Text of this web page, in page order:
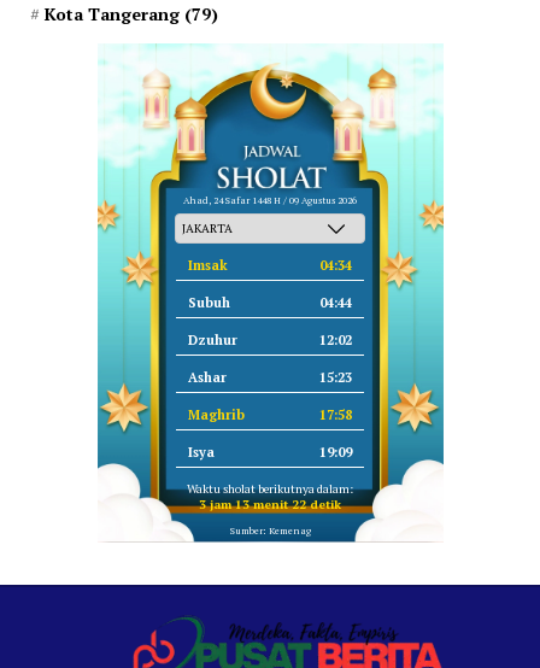
Kota Tangerang (79)
Ahad, 24 Safar 1448 H / 09 Agustus 2026
Imsak 04:34
Subuh 04:44
Dzuhur 12:02
Ashar 15:23
Maghrib 17:58
Isya 19:09
Waktu sholat berikutnya dalam:
3 jam 13 menit 22 detik
Sumber: Kemenag